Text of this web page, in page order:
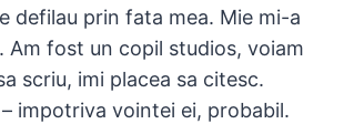
defilau prin fata mea. Mie mi-a
Am fost un copil studios, voiam
scriu, imi placea sa citesc.
impotriva vointei ei, probabil.